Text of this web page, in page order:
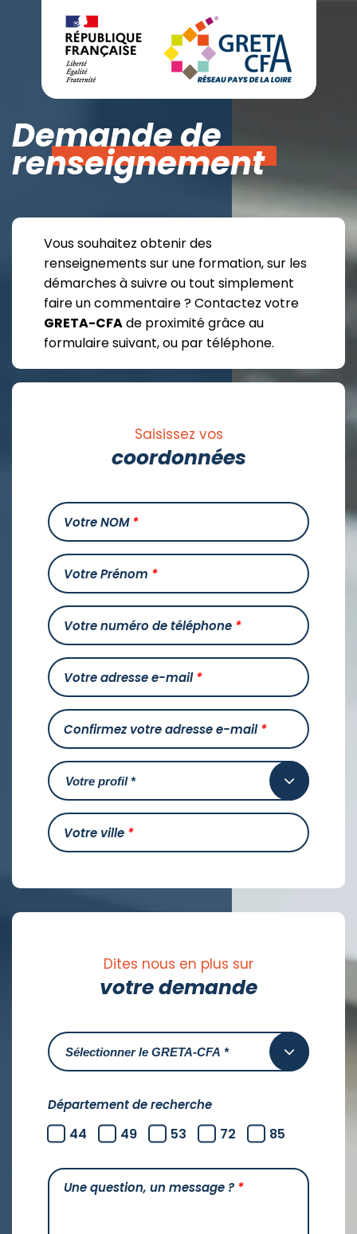
Demande de
renseignement
Vous souhaitez obtenir des
renseignements sur une formation, sur les
démarches à suivre ou tout simplement
faire un commentaire ? Contactez votre
GRETA-CFAde proximité grâce au
formulaire suivant, ou par téléphone.
Saisissez vos
coordonnées
Votre NOM*
Votre Prénom *
Votre numéro de téléphone *
Votre adresse e-mail*
Confirmez votre adresse e-mail*
Votre ville *
Dites nous en plus sur
votre demande
Département de recherche
44 49 53 72 85
Une question, un message ? *